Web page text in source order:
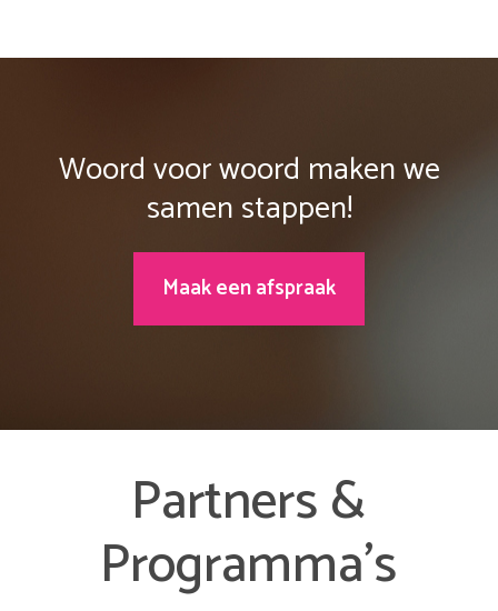
Woord voor woord maken we
samen stappen!
Maak een afspraak
Partners &
Programma’s